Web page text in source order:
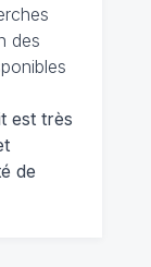
des
est très
de